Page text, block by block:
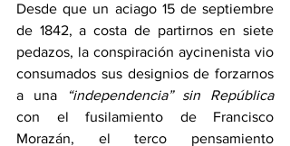
Desde que un aciago 15 de septiembre
de 1842, a costa de partirnos en siete
pedazos, la conspiración aycinenista vio
consumados sus designios de forzarnos
a una
“independencia” sin República
con el fusilamiento de Francisco
Morazán, el terco pensamiento